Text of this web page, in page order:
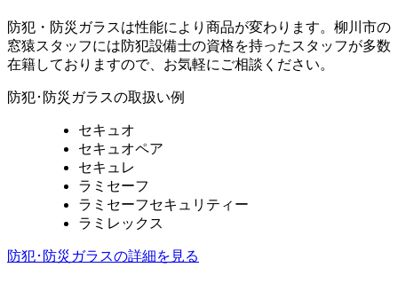
防犯・防災ガラスは性能により商品が変わります。柳川市の
窓猿スタッフには防犯設備士の資格を持ったスタッフが多数
在籍しておりますので、お気軽にご相談ください。
防犯･防災ガラスの取扱い例
セキュオ
セキュオペア
セキュレ
ラミセーフ
ラミセーフセキュリティー
ラミレックス
防犯･防災ガラスの詳細を見る